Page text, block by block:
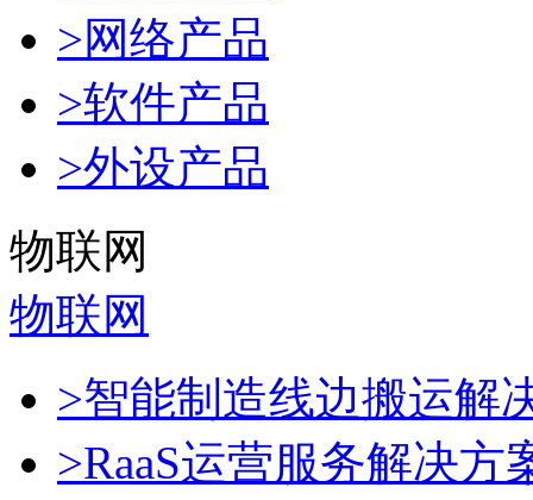
>网络产品
>软件产品
>外设产品
物联网
物联网
>智能制造线边搬运解
>RaaS运营服务解决方